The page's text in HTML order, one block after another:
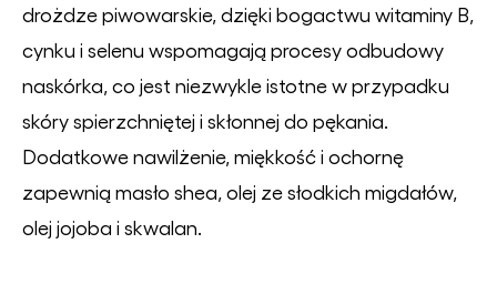
drożdze piwowarskie, dzięki bogactwu witaminy B,
cynku i selenu wspomagają procesy odbudowy
naskórka, co jest niezwykle istotne w przypadku
skóry spierzchniętej i skłonnej do pękania.
Dodatkowe nawilżenie, miękkość i ochornę
zapewnią masło shea, olej ze słodkich migdałów,
olej jojoba i skwalan.